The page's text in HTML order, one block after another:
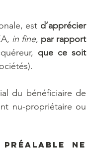
est d’apprécier
in fine, par rapport
que ce soit
du bénéficiaire de
nu-propriétaire ou
ne